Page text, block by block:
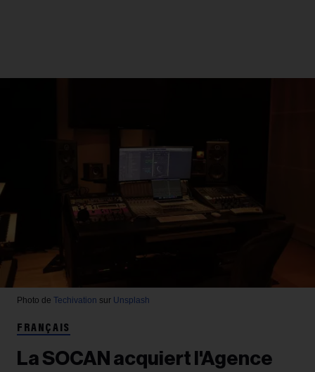
Photo de Techivation sur Unsplash
FRANÇAIS
La SOCAN acquiert l'Agence